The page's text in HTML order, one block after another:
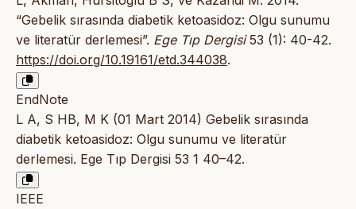
“Gebelik sırasında diabetik ketoasidoz: Olgu sunumu
ve literatür derlemesi”. Ege Tıp Dergisi53 (1): 40-42.
https://doi.org/10.19161/etd.344038.
EndNote
L A, S HB, M K (01 Mart 2014) Gebelik sırasında
diabetik ketoasidoz: Olgu sunumu ve literatür
derlemesi. Ege Tıp Dergisi 53 1 40–42.
IEEE